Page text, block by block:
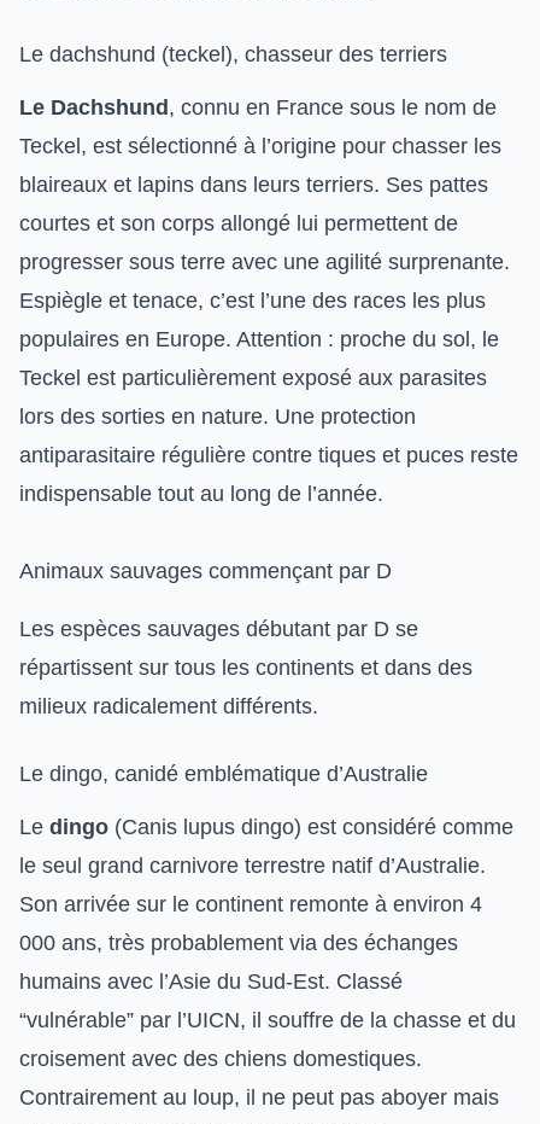
Le dachshund (teckel), chasseur des terriers
Le Dachshund , connu en France sous le nom de
Teckel, est sélectionné à l’origine pour chasser les
blaireaux et lapins dans leurs terriers. Ses pattes
courtes et son corps allongé lui permettent de
progresser sous terre avec une agilité surprenante.
Espiègle et tenace, c’est l’une des races les plus
populaires en Europe. Attention : proche du sol, le
Teckel est particulièrement exposé aux parasites
lors des sorties en nature. Une protection
antiparasitaire régulière contre tiques et puces reste
indispensable tout au long de l’année.
Animaux sauvages commençant par D
Les espèces sauvages débutant par D se
répartissent sur tous les continents et dans des
milieux radicalement différents.
Le dingo, canidé emblématique d’Australie
Le dingo (Canis lupus dingo) est considéré comme
le seul grand carnivore terrestre natif d’Australie.
Son arrivée sur le continent remonte à environ 4
000 ans, très probablement via des échanges
humains avec l’Asie du Sud-Est. Classé
“vulnérable” par l’UICN, il souffre de la chasse et du
croisement avec des chiens domestiques.
Contrairement au loup, il ne peut pas aboyer mais